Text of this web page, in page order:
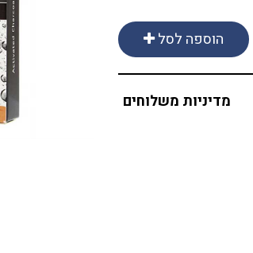
הוספה לסל
מדיניות משלוחים